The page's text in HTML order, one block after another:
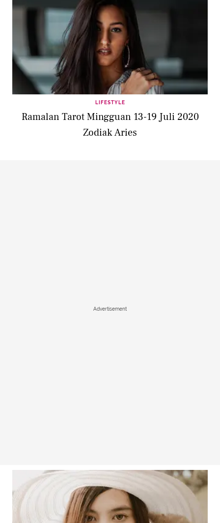
LIFESTYLE
Ramalan Tarot Mingguan 13-19 Juli 2020
Zodiak Aries
Advertisement